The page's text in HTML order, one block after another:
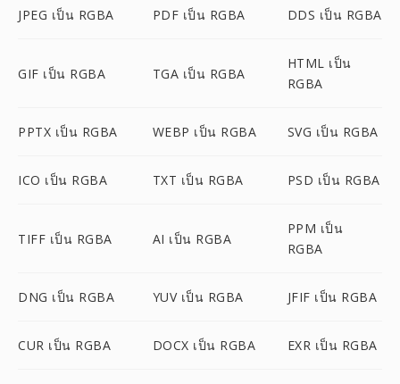
JPEG เป็น RGBA PDF เป็น RGBA DDS เป็น RGBA
GIF เป็น RGBA TGA เป็น RGBA
HTML เป็น
RGBA
PPTX เป็น RGBA WEBP เป็น RGBA SVG เป็น RGBA
ICO เป็น RGBA TXT เป็น RGBA PSD เป็น RGBA
TIFF เป็น RGBA AI เป็น RGBA
PPM เป็น
RGBA
DNG เป็น RGBA YUV เป็น RGBA JFIF เป็น RGBA
CUR เป็น RGBA DOCX เป็น RGBA EXR เป็น RGBA